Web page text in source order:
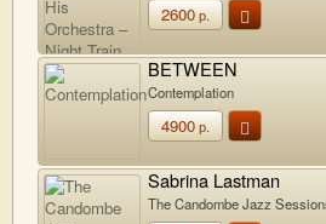
2600р.
BETWEEN
Contemplation
4900р.
Sabrina Lastman
The Candombe Jazz